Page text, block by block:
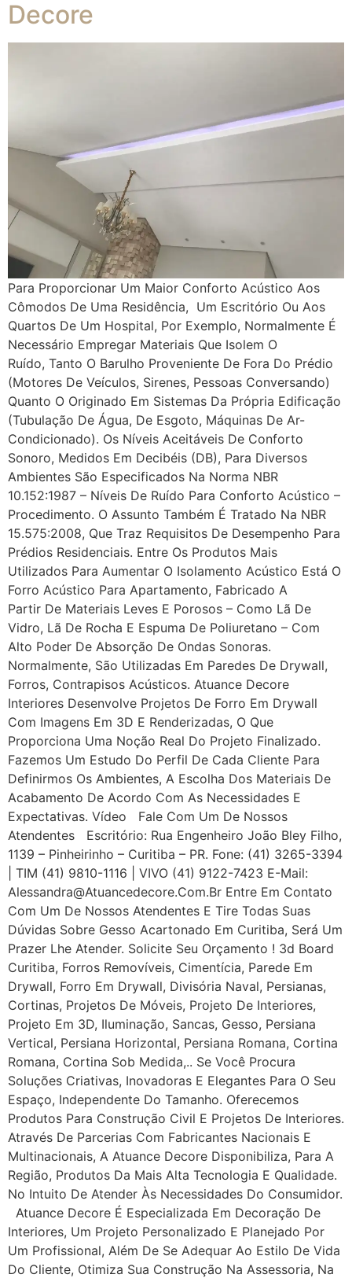
Decore
Para Proporcionar Um Maior Conforto Acústico Aos
Cômodos De Uma Residência, Um Escritório Ou Aos
Quartos De Um Hospital, Por Exemplo, Normalmente É
Necessário Empregar Materiais Que Isolem O
Ruído, Tanto O Barulho Proveniente De Fora Do Prédio
(motores De Veículos, Sirenes, Pessoas Conversando)
Quanto O Originado Em Sistemas Da Própria Edificação
(tubulação De Água, De Esgoto, Máquinas De Ar-
Condicionado). Os Níveis Aceitáveis De Conforto
Sonoro, Medidos Em Decibéis (dB), Para Diversos
Ambientes São Especificados Na Norma NBR
10.152:1987 – Níveis De Ruído Para Conforto Acústico –
Procedimento. O Assunto Também É Tratado Na NBR
15.575:2008, Que Traz Requisitos De Desempenho Para
Prédios Residenciais. Entre Os Produtos Mais
Utilizados Para Aumentar O Isolamento Acústico Está O
Forro Acústico Para Apartamento, Fabricado A
Partir De Materiais Leves E Porosos – Como Lã De
Vidro, Lã De Rocha E Espuma De Poliuretano – Com
Alto Poder De Absorção De Ondas Sonoras.
Normalmente, São Utilizadas Em Paredes De Drywall,
Forros, Contrapisos Acústicos. Atuance Decore
Interiores Desenvolve Projetos De Forro Em Drywall
Com Imagens Em 3D E Renderizadas, O Que
Proporciona Uma Noção Real Do Projeto Finalizado.
Fazemos Um Estudo Do Perfil De Cada Cliente Para
Definirmos Os Ambientes, A Escolha Dos Materiais De
Acabamento De Acordo Com As Necessidades E
Expectativas. Vídeo Fale Com Um De Nossos
Atendentes Escritório: Rua Engenheiro João Bley Filho,
1139 – Pinheirinho – Curitiba – PR. Fone: (41) 3265-3394
| TIM (41) 9810-1116 | VIVO (41) 9122-7423 E-Mail:
Alessandra@atuancedecore.com.br Entre Em Contato
Com Um De Nossos Atendentes E Tire Todas Suas
Dúvidas Sobre Gesso Acartonado Em Curitiba, Será Um
Prazer Lhe Atender. Solicite Seu Orçamento ! 3d Board
Curitiba, Forros Removíveis, Cimentícia, Parede Em
Drywall, Forro Em Drywall, Divisória Naval, Persianas,
Cortinas, Projetos De Móveis, Projeto De Interiores,
Projeto Em 3D, Iluminação, Sancas, Gesso, Persiana
Vertical, Persiana Horizontal, Persiana Romana, Cortina
Romana, Cortina Sob Medida,.. Se Você Procura
Soluções Criativas, Inovadoras E Elegantes Para O Seu
Espaço, Independente Do Tamanho. Oferecemos
Produtos Para Construção Civil E Projetos De Interiores.
Através De Parcerias Com Fabricantes Nacionais E
Multinacionais, A Atuance Decore Disponibiliza, Para A
Região, Produtos Da Mais Alta Tecnologia E Qualidade.
No Intuito De Atender Às Necessidades Do Consumidor.
Atuance Decore É Especializada Em Decoração De
Interiores, Um Projeto Personalizado E Planejado Por
Um Profissional, Além De Se Adequar Ao Estilo De Vida
Do Cliente, Otimiza Sua Construção Na Assessoria, Na